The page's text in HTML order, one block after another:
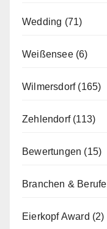
Wedding (71)
Weißensee(6)
Wilmersdorf(165)
Zehlendorf(113)
Bewertungen (15)
Branchen & Berufe
Eierkopf Award (2)